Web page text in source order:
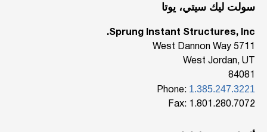
سولت ليك سيتي، يوتا
Sprung Instant Structures, Inc.
5711 West Dannon Way
West Jordan, UT
84081
Phone: 1.385.247.3221
Fax: 1.801.280.7072